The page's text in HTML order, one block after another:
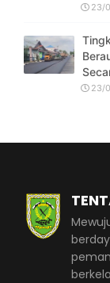
23/
23/